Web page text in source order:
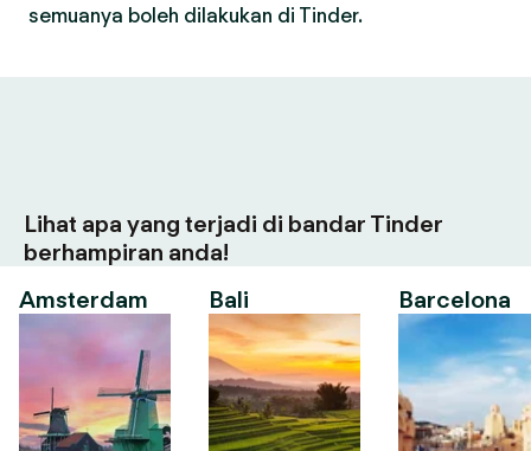
semuanya boleh dilakukan di Tinder.
Lihat apa yang terjadi di bandar Tinder
berhampiran anda!
Amsterdam
Bali Barcelona